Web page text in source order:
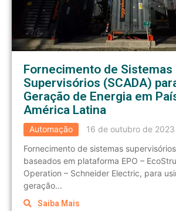
Fornecimento de Sistemas
Supervisórios (SCADA)
Geração de Energia em
América Latina
Automação
16 de outubro de 2023
Fornecimento de sistemas
baseados em plataforma EPO –
Operation – Schneider Electric, para
geração...
Saiba Mais